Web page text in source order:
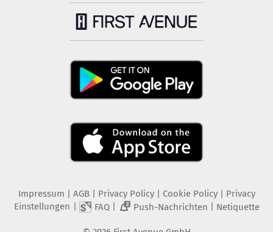
Impressum | AGB | Privacy Policy| Cookie Policy| Privacy
Einstellungen | FAQ| 2 Push-Nachrichten | Netiquette